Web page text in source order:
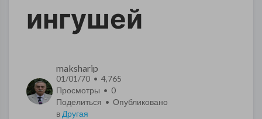
ингушей
maksharip
01/01/70 • 4,765
Просмотры • 0
Поделиться • Опубликовано
в Другая